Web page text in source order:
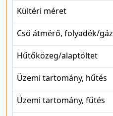
Kültéri méret
Cső átmérő, folyadék/gáz
Hűtőközeg/alaptöltet
Üzemi tartomány, hűtés
Üzemi tartomány, fűtés